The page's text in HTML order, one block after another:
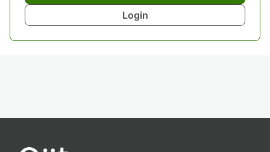
Login